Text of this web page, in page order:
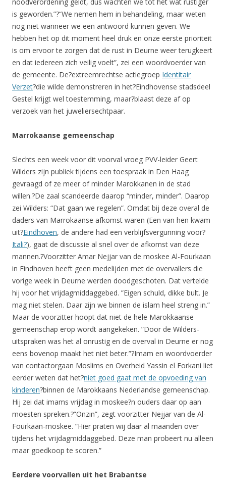
is geworden.”?“We nemen hem in behandeling, maar weten
nog niet wanneer we een antwoord kunnen geven. We
hebben het op dit moment heel druk en onze eerste prioriteit
is om ervoor te zorgen dat de rust in Deurne weer terugkeert
en dat iedereen zich veilig voelt”, zei een woordvoerder van
de gemeente. De?extreemrechtse actiegroep Identitair
Verzet?die wilde demonstreren in het?Eindhovense stadsdeel
Gestel krijgt wel toestemming, maar?blaast deze af op
verzoek van het juweliersechtpaar.
Marrokaanse gemeenschap
Slechts een week voor dit voorval vroeg PVV-leider Geert
Wilders zijn publiek tijdens een toespraak in Den Haag
gevraagd of ze meer of minder Marokkanen in de stad
willen.?De zaal scandeerde daarop “minder, minder”. Daarop
zei Wilders: “Dat gaan we regelen”. Omdat bij deze overal de
daders van Marrokaanse afkomst waren (Een van hen kwam
uit?Eindhoven, de andere had een verblijfsvergunning voor?
Itali?), gaat de discussie al snel over de afkomst van deze
mannen.?Voorzitter Amar Nejjar van de moskee Al-Fourkaan
in Eindhoven heeft geen medelijden met de overvallers die
vorige week in Deurne werden doodgeschoten. Dat vertelde
hij voor het vrijdagmiddaggebed. ”Eigen schuld, dikke bult. Je
mag niet stelen. Daar zijn we binnen de islam heel streng in.”
Maar de voorzitter hoopt dat niet de hele Marokkaanse
gemeenschap erop wordt aangekeken. ”Door de Wilders-
uitspraken was het al onrustig en de overval in Deurne er nog
eens bovenop maakt het niet beter.”?Imam en woordvoerder
van contactorgaan Moslims en Overheid Yassin el Forkani liet
eerder weten dat het?niet goed gaat met de opvoeding van
kinderen?binnen de Marokkaans Nederlandse gemeenschap.
Hij zei dat imams vrijdag in moskee?n ouders daar op aan
moesten spreken.?”Onzin”, zegt voorzitter Nejjar van de Al-
Fourkaan-moskee. ”Hier praten wij daar al maanden over
tijdens het vrijdagmiddaggebed. Deze man probeert nu alleen
maar goedkoop te scoren.”
Eerdere voorvallen uit het Brabantse